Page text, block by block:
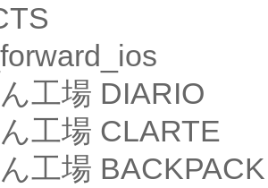
工場 DIARIO
工場 CLARTE
工場 BACKPACK